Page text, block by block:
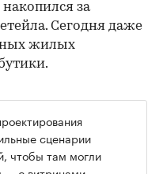
за
Сегодня даже
жилых
сценарии
чтобы там могли